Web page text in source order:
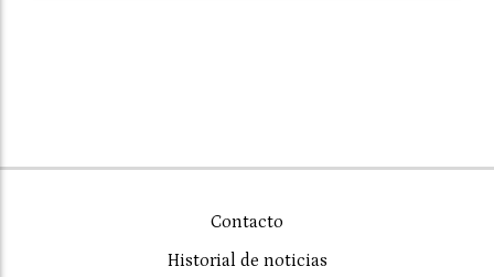
Contacto
Historial de noticias